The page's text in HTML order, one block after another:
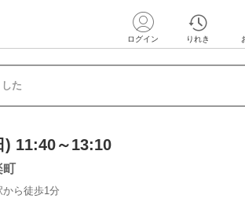
ログイン りれき
た
) 11:40～13:10
町
から徒歩1分